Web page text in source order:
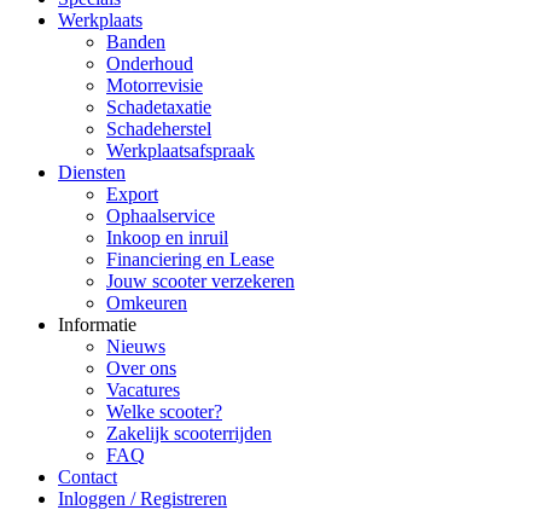
Werkplaats
Banden
Onderhoud
Motorrevisie
Schadetaxatie
Schadeherstel
Werkplaatsafspraak
Diensten
Export
Ophaalservice
Inkoop en inruil
Financiering en Lease
Jouw scooter verzekeren
Omkeuren
Informatie
Nieuws
Over ons
Vacatures
Welke scooter?
Zakelijk scooterrijden
FAQ
Contact
Inloggen / Registreren